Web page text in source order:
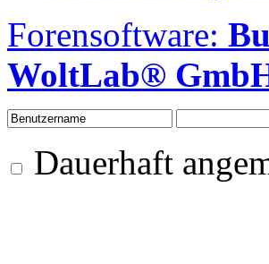
Forensoftware:
WoltLab®
Dauerhaft